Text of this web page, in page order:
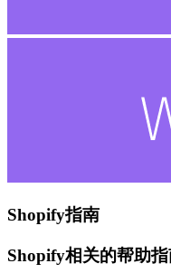
Shopify指南
Shopify相关的帮助